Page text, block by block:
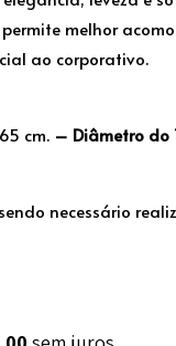
melhor
ao corporativo.
65 cm. – Diâmetro do
necessário